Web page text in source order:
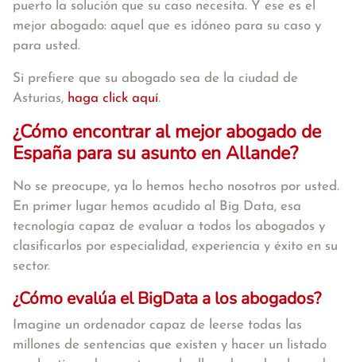
puerto la solución que su caso necesita. Y ese es el
mejor abogado: aquel que es idóneo para su caso y
para usted.
Si prefiere que su abogado sea de la ciudad de
Asturias, haga click aquí.
¿Cómo encontrar al mejor abogado de
España para su asunto en Allande?
No se preocupe, ya lo hemos hecho nosotros por usted.
En primer lugar hemos acudido al Big Data, esa
tecnología capaz de evaluar a todos los abogados y
clasificarlos por especialidad, experiencia y éxito en su
sector.
¿Cómo evalúa el BigData a los abogados?
Imagine un ordenador capaz de leerse todas las
millones de sentencias que existen y hacer un listado